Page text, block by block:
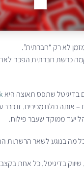
לא רק “חברתית”.
כרשת חברתית הפכה
בדיגיטל שתפס תאוצה היא
אותה כולנו מכירים. זו
יעד ממוקד שעבר פילוח.
מה בנוגע לשאר הרשתות
שיווק בדיגיטל. כל אחת